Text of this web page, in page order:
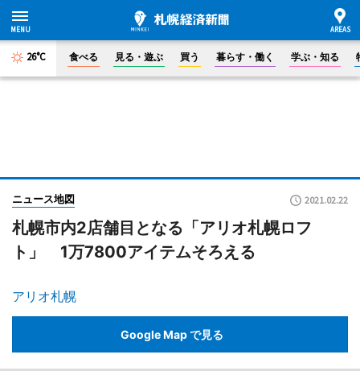
26°C 食べる 見る・遊ぶ 買う 暮らす・働く 学ぶ・知る
ニュース地図 2021.02.22
札幌市内2店舗目となる「アリオ札幌ロフ
ト」 1万7800アイテムそろえる
アリオ札幌
Google Map で見る